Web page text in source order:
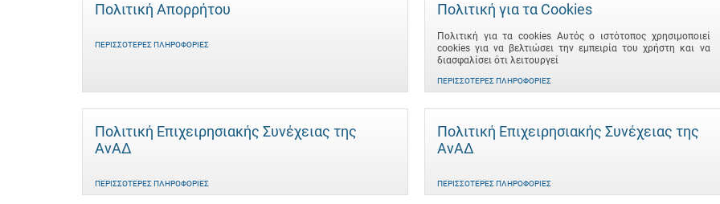
Πολιτική Απορρήτου
ΠΕΡΙΣΣΌΤΕΡΕΣ ΠΛΗΡΟΦΟΡΊΕΣ
Πολιτική για τα Cookies
Πολιτική για τα cookies Αυτός ο ιστότοπος χρησιμοποιεί
cookies για να βελτιώσει την εμπειρία του χρήστη και να
διασφαλίσει ότι λειτουργεί
ΠΕΡΙΣΣΌΤΕΡΕΣ ΠΛΗΡΟΦΟΡΊΕΣ
Πολιτική Επιχειρησιακής Συνέχειας της
ΑνΑΔ
ΠΕΡΙΣΣΌΤΕΡΕΣ ΠΛΗΡΟΦΟΡΊΕΣ
Πολιτική Επιχειρησιακής Συνέχειας της
ΑνΑΔ
ΠΕΡΙΣΣΌΤΕΡΕΣ ΠΛΗΡΟΦΟΡΊΕΣ